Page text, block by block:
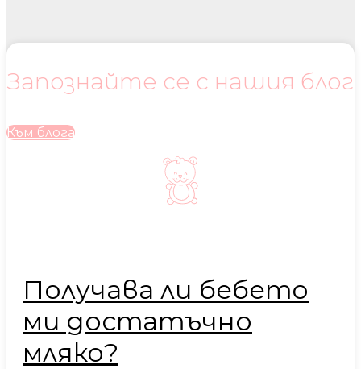
Запознайте се с нашия блог
Към блога
Получава ли бебето
ми достатъчно
мляко?